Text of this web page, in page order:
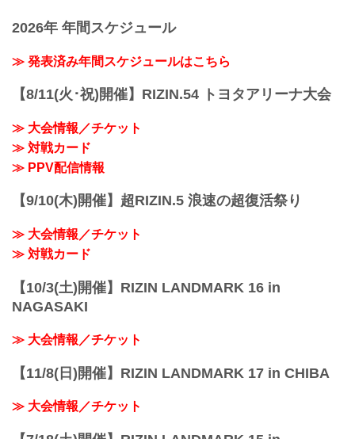
イジン ファイティング フェデレーショ
いきます。
2026年 年間スケジュール
≫ 発表済み年間スケジュールはこちら
【8/11(火･祝)開催】RIZIN.54 トヨタアリーナ大会
≫ 大会情報／チケット
≫ 対戦カード
≫ PPV配信情報
【9/10(木)開催】超RIZIN.5 浪速の超復活祭り
≫ 大会情報／チケット
≫ 対戦カード
【10/3(土)開催】RIZIN LANDMARK 16 in
NAGASAKI
≫ 大会情報／チケット
【11/8(日)開催】RIZIN LANDMARK 17 in CHIBA
≫ 大会情報／チケット